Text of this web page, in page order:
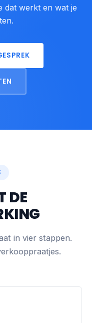
dat werkt en wat je
DE
in vier stappen.